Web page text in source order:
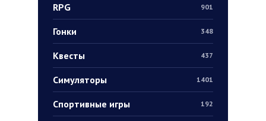
RPG 901
Гонки 348
Квесты 437
Симуляторы 1401
Спортивные игры 192